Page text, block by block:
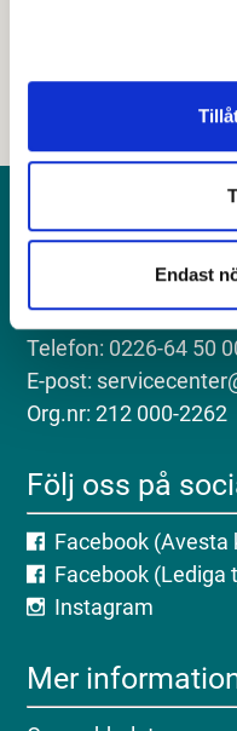
Endast
Kontakt
Postadress: Avesta
Besöksadress:
Telefon: 0226-64 50
E-post:
Org.nr: 212 000-2262
Följ oss på
Facebook (Avesta
Facebook (Lediga
Instagram
Mer